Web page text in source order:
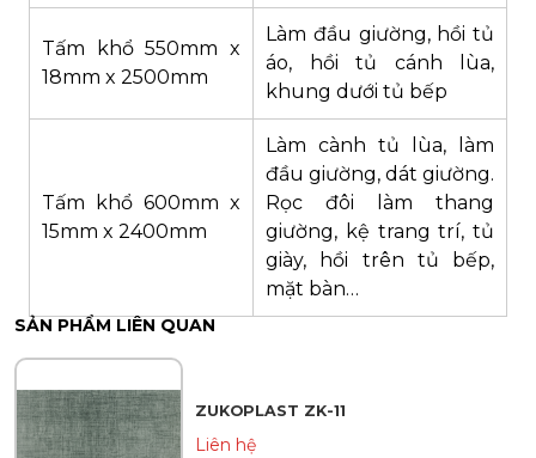
Tấm khổ 550mm x
18mm x 2500mm
Làm đầu giường, hồi tủ
áo, hồi tủ cánh lùa,
khung dưới tủ bếp
Tấm khổ 600mm x
15mm x 2400mm
Làm cành tủ lùa, làm
đầu giường, dát giường.
Rọc đôi làm thang
giường, kệ trang trí, tủ
giày, hồi trên tủ bếp,
mặt bàn…
SẢN PHẨM LIÊN QUAN
ZUKOPLAST ZK-11
Liên hệ